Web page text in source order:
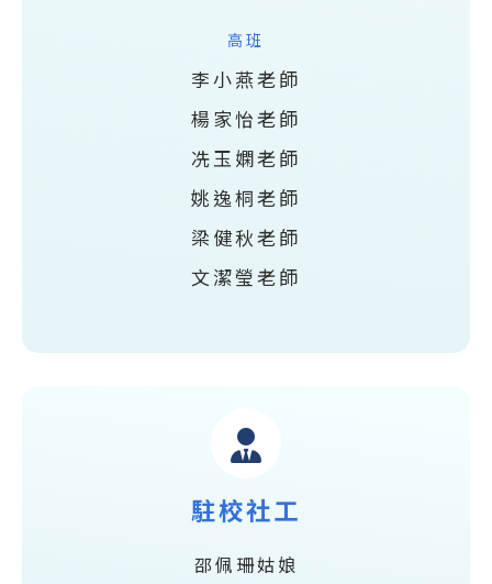
高班
李小燕老師
楊家怡老師
冼玉嫻老師
姚逸桐老師
梁健秋老師
文潔瑩老師
駐校社工
邵佩珊姑娘